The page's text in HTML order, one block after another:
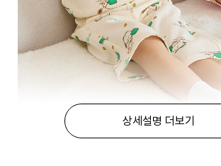
상세설명 더보기